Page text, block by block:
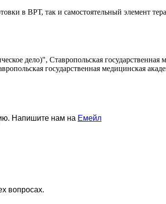
в ВРТ, так и самостоятельный элемент
дело)", Ставропольская государственная
государственная медицинская
Напишите нам на Емейл
вопросах.